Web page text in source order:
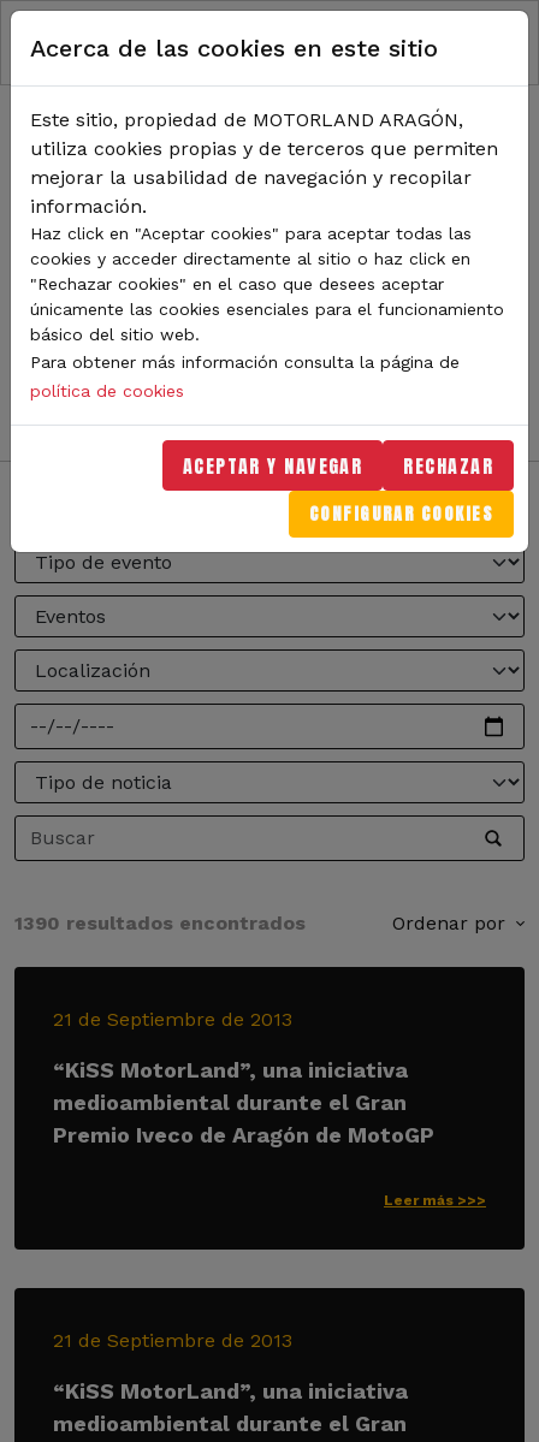
Pasar al contenido principal
RUTA DE NAVEGACIÓN
Inicio Noticias
TODA LA ACTUALIDAD DE
MOTORLAND
Sigue de cerca todas las novedades de MotorLand
Aragón. Aquí encontrarás noticias sobre eventos,
competiciones, pilotos, novedades del circuito y
mucho más. Filtra por categoría o tipo de contenido y
no te pierdas nada del mundo del motor.
1390 resultados encontrados Ordenar por
21 de Septiembre de 2013
“KiSS MotorLand”, una iniciativa
medioambiental durante el Gran
Premio Iveco de Aragón de MotoGP
Leer más >>>
21 de Septiembre de 2013
“KiSS MotorLand”, una iniciativa
medioambiental durante el Gran
Acerca de las cookies en este sitio
Este sitio, propiedad de MOTORLAND ARAGÓN,
utiliza cookies propias y de terceros que permiten
mejorar la usabilidad de navegación y recopilar
información.
Haz click en "Aceptar cookies" para aceptar todas las
cookies y acceder directamente al sitio o haz click en
"Rechazar cookies" en el caso que desees aceptar
únicamente las cookies esenciales para el funcionamiento
básico del sitio web.
Para obtener más información consulta la página de
política de cookies
ACEPTAR Y NAVEGAR RECHAZAR
CONFIGURAR COOKIES